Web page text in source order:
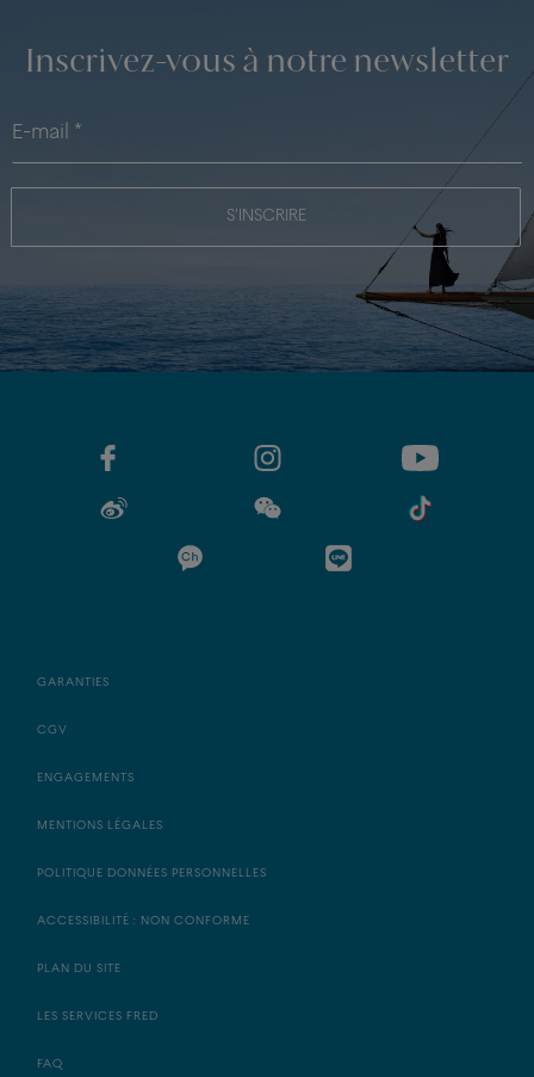
Inscrivez-vous à notre newsletter
S'INSCRIRE
GARANTIES
CGV
ENGAGEMENTS
MENTIONS LÉGALES
POLITIQUE DONNÉES PERSONNELLES
ACCESSIBILITÉ : NON CONFORME
PLAN DU SITE
LES SERVICES FRED
FAQ